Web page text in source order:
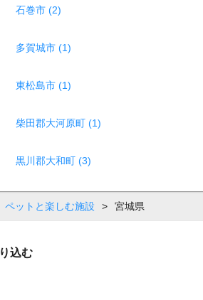
石巻市 (2)
多賀城市 (1)
東松島市 (1)
柴田郡大河原町 (1)
黒川郡大和町 (3)
ペットと楽しむ施設 > 宮城県
込む